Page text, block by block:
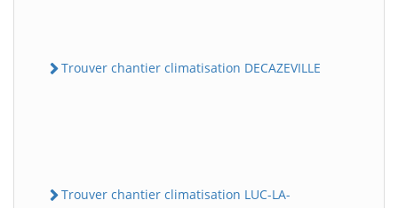
Trouver chantier climatisation DECAZEVILLE
Trouver chantier climatisation LUC-LA-